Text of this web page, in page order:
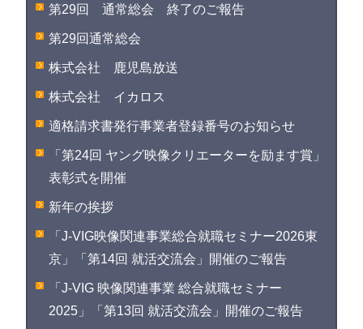
第29回 通常総会 終了のご報告
第29回通常総会
株式会社 鹿児島放送
株式会社 イカロス
適格請求書発行事業者登録番号のお知らせ
「第24回 ヤング映像クリエーターを励ます賞」
表彰式を開催
新年の挨拶
「J-VIG映像関連事業総合就職セミナー2026東
京」「第14回 就活交流会」開催のご報告
「J-VIG 映像関連事業 総合就職セミナー
2025」「第13回 就活交流会」開催のご報告